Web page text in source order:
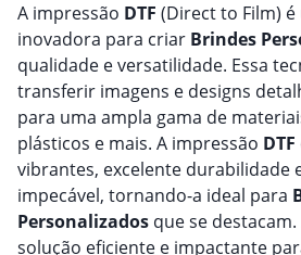
A impressão DTF (Direct to Film)
inovadora para criar Brindes
qualidade e versatilidade. Essa
transferir imagens e designs
para uma ampla gama de
plásticos e mais. A impressão DTF
vibrantes, excelente durabilidade
impecável, tornando-a ideal para
Personalizados que se
solução eficiente e impactante